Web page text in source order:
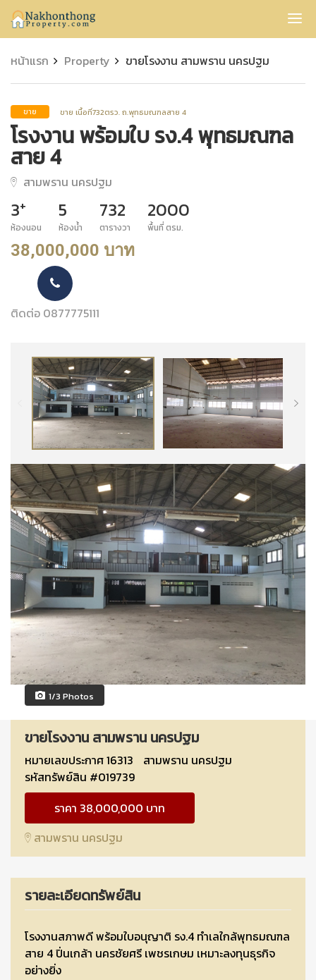
Nakhonthong
หน้าแรก Property ขายโรงงาน สามพราน นครปฐม
ขาย ขาย เนื้อที่732ตรว. ถ.พุทธมณฑลสาย 4
โรงงาน พร้อมใบ รง.4 พุทธมณฑล
สาย 4
สามพราน นครปฐม
3+
ห้องนอน
5
ห้องน้ำ
732
ตารางวา
2000
พื้นที่ ตรม.
38,000,000 บาท
ติดต่อ 0877775111
1/3 Photos
ขายโรงงาน สามพราน นครปฐม
หมายเลขประกาศ 16313
สามพราน นครปฐม
รหัสทรัพย์สิน #019739
ราคา 38,000,000 บาท
สามพราน นครปฐม
รายละเอียดทรัพย์สิน
โรงงานสภาพดี พร้อมใบอนุญาติ รง.4 ทำเลใกล้พุทธมณฑล
สาย 4 ปิ่นเกล้า นครชัยศรี เพชรเกษม เหมาะลงทุนธุรกิจ
อย่างยิ่ง